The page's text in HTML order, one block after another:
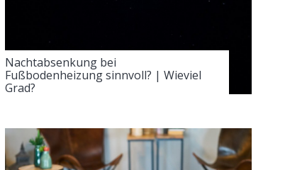
Nachtabsenkung bei
Fußbodenheizung sinnvoll? | Wieviel
Grad?